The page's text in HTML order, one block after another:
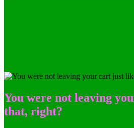
You were not leaving
that, right?